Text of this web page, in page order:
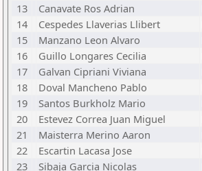
13
Canavate Ros Adrian
14
Cespedes Llaverias Llibert
15
Manzano Leon Alvaro
16
Guillo Longares Cecilia
17
Galvan Cipriani Viviana
18
Doval Mancheno Pablo
19
Santos Burkholz Mario
20
Estevez Correa Juan Miguel
21
Maisterra Merino Aaron
22
Escartin Lacasa Jose
23
Sibaja Garcia Nicolas